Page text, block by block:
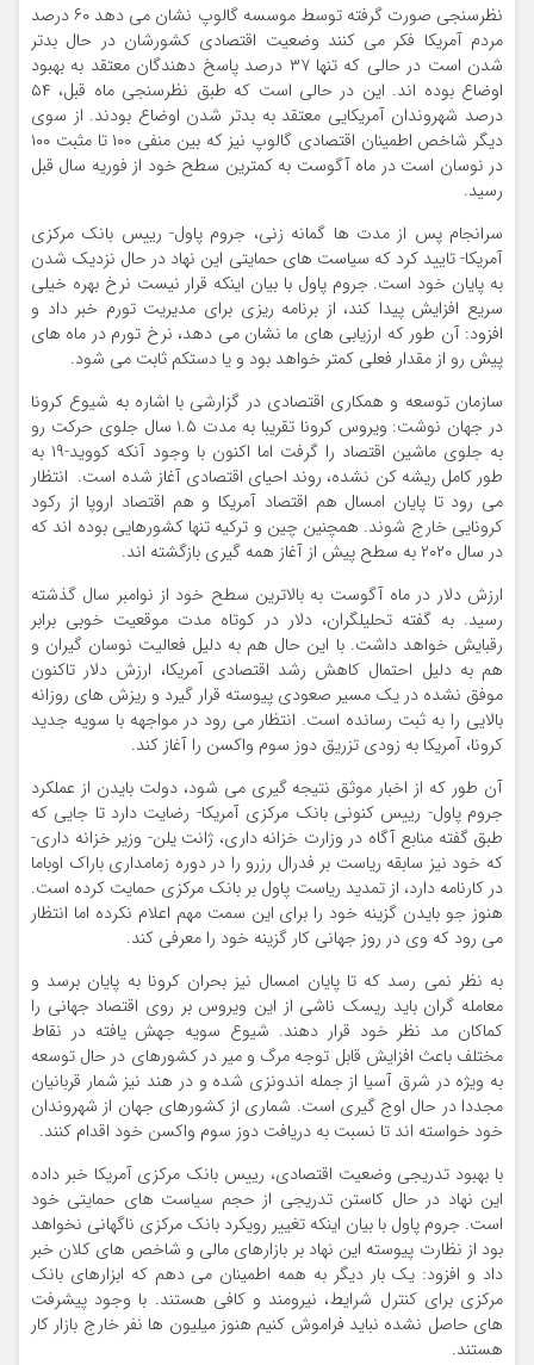
نظرسنجی صورت گرفته توسط موسسه گالوپ نشان می دهد ۶۰ درصد
مردم آمریکا فکر می کنند وضعیت اقتصادی کشورشان در حال بدتر
شدن است در حالی که تنها ۳۷ درصد پاسخ دهندگان معتقد به بهبود
اوضاع بوده اند. این در حالی است که طبق نظرسنجی ماه قبل، ۵۴
درصد شهروندان آمریکایی معتقد به بدتر شدن اوضاع بودند. از سوی
دیگر شاخص اطمینان اقتصادی گالوپ نیز که بین منفی ۱۰۰ تا مثبت ۱۰۰
در نوسان است در ماه آگوست به کمترین سطح خود از فوریه سال قبل
رسید.
سرانجام پس از مدت ها گمانه زنی، جروم پاول- رییس بانک مرکزی
آمریکا- تایید کرد که سیاست های حمایتی این نهاد در حال نزدیک شدن
به پایان خود است. جروم پاول با بیان اینکه قرار نیست نرخ بهره خیلی
سریع افزایش پیدا کند، از برنامه ریزی برای مدیریت تورم خبر داد و
افزود: آن طور که ارزیابی های ما نشان می دهد، نرخ تورم در ماه های
پیش رو از مقدار فعلی کمتر خواهد بود و یا دستکم ثابت می شود.
سازمان توسعه و همکاری اقتصادی در گزارشی با اشاره به شیوع کرونا
در جهان نوشت: ویروس کرونا تقریبا به مدت ۱.۵ سال جلوی حرکت رو
به جلوی ماشین اقتصاد را گرفت اما اکنون با وجود آنکه کووید-۱۹ به
طور کامل ریشه کن نشده، روند احیای اقتصادی آغاز شده است. انتظار
می رود تا پایان امسال هم اقتصاد آمریکا و هم اقتصاد اروپا از رکود
کرونایی خارج شوند. همچنین چین و ترکیه تنها کشورهایی بوده اند که
در سال ۲۰۲۰ به سطح پیش از آغاز همه گیری بازگشته اند.
ارزش دلار در ماه آگوست به بالاترین سطح خود از نوامبر سال گذشته
رسید. به گفته تحلیلگران، دلار در کوتاه مدت موقعیت خوبی برابر
رقبایش خواهد داشت. با این حال هم به دلیل فعالیت نوسان گیران و
هم به دلیل احتمال کاهش رشد اقتصادی آمریکا، ارزش دلار تاکنون
موفق نشده در یک مسیر صعودی پیوسته قرار گیرد و ریزش های روزانه
بالایی را به ثبت رسانده است. انتظار می رود در مواجهه با سویه جدید
کرونا، آمریکا به زودی تزریق دوز سوم واکسن را آغاز کند.
آن طور که از اخبار موثق نتیجه گیری می شود، دولت بایدن از عملکرد
جروم پاول- رییس کنونی بانک مرکزی آمریکا- رضایت دارد تا جایی که
طبق گفته منابع آگاه در وزارت خزانه داری، ژانت یلن- وزیر خزانه داری-
که خود نیز سابقه ریاست بر فدرال رزرو را در دوره زمامداری باراک اوباما
در کارنامه دارد، از تمدید ریاست پاول بر بانک مرکزی حمایت کرده است.
هنوز جو بایدن گزینه خود را برای این سمت مهم اعلام نکرده اما انتظار
می رود که وی در روز جهانی کار گزینه خود را معرفی کند.
به نظر نمی رسد که تا پایان امسال نیز بحران کرونا به پایان برسد و
معامله گران باید ریسک ناشی از این ویروس بر روی اقتصاد جهانی را
کماکان مد نظر خود قرار دهند. شیوع سویه جهش یافته در نقاط
مختلف باعث افزایش قابل توجه مرگ و میر در کشورهای در حال توسعه
به ویژه در شرق آسیا از جمله اندونزی شده و در هند نیز شمار قربانیان
مجددا در حال اوج گیری است. شماری از کشورهای جهان از شهروندان
خود خواسته اند تا نسبت به دریافت دوز سوم واکسن خود اقدام کنند.
با بهبود تدریجی وضعیت اقتصادی، رییس بانک مرکزی آمریکا خبر داده
این نهاد در حال کاستن تدریجی از حجم سیاست های حمایتی خود
است. جروم پاول با بیان اینکه تغییر رویکرد بانک مرکزی ناگهانی نخواهد
بود از نظارت پیوسته این نهاد بر بازارهای مالی و شاخص های کلان خبر
داد و افزود: یک بار دیگر به همه اطمینان می دهم که ابزارهای بانک
مرکزی برای کنترل شرایط، نیرومند و کافی هستند. با وجود پیشرفت
های حاصل نشده نباید فراموش کنیم هنوز میلیون ها نفر خارج بازار کار
هستند.